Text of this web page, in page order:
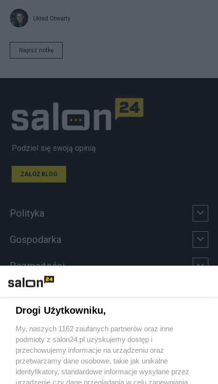
Układ Otwarty
Napisz notkę
Podziel się swoją opinią
ZAŁÓŻ BLOG
Polityka
Gospodarka
Rozmaitości
Sport
Społeczeństwo
Kultura
Drogi Użytkowniku,
My, naszych 1162 zaufanych partnerów oraz inne
podmioty z salon24.pl uzyskujemy dostęp i
przechowujemy informacje na urządzeniu oraz
przetwarzamy dane osobowe, takie jak unikalne
identyfikatory, standardowe informacje wysyłane przez
urządzenie czy dane przeglądania w celu zapewniania